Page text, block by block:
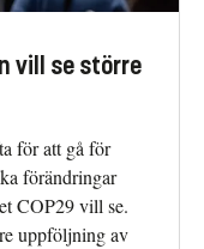
vill se större
för att gå för
förändringar
COP29 vill se.
uppföljning av